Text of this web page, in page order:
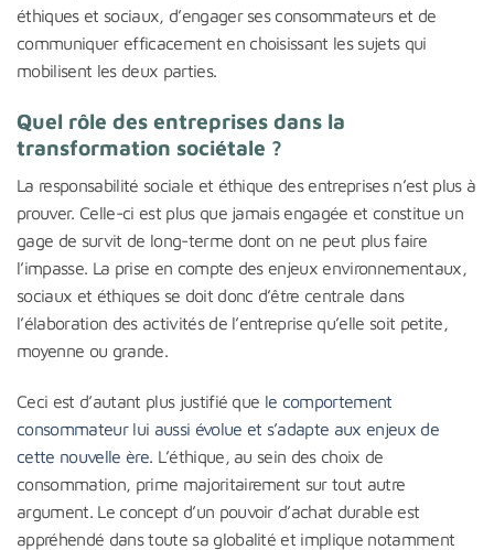
éthiques et sociaux, d’engager ses consommateurs et de
communiquer efficacement en choisissant les sujets qui
mobilisent les deux parties.
Quel rôle des entreprises dans la
transformation sociétale ?
La responsabilité sociale et éthique des entreprises n’est plus à
prouver. Celle-ci est plus que jamais engagée et constitue un
gage de survit de long-terme dont on ne peut plus faire
l’impasse. La prise en compte des enjeux environnementaux,
sociaux et éthiques se doit donc d’être centrale dans
l’élaboration des activités de l’entreprise qu’elle soit petite,
moyenne ou grande.
Ceci est d’autant plus justifié que le comportement
consommateur lui aussi évolue et s’adapte aux enjeux de
cette nouvelle ère. L’éthique, au sein des choix de
consommation, prime majoritairement sur tout autre
argument. Le concept d’un pouvoir d’achat durable est
appréhendé dans toute sa globalité et implique notamment